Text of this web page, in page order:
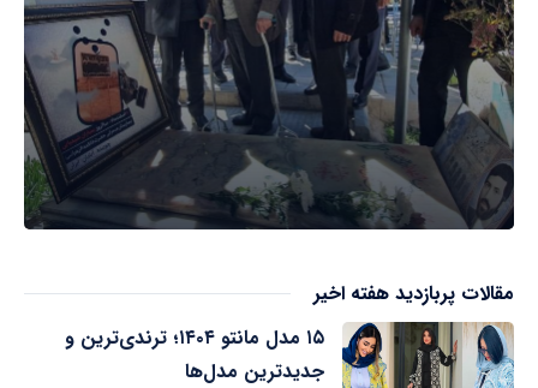
مقالات پربازدید هفته اخیر
۱۵ مدل مانتو ۱۴۰۴؛ ترندی‌ترین و
جدیدترین مدل‌ها